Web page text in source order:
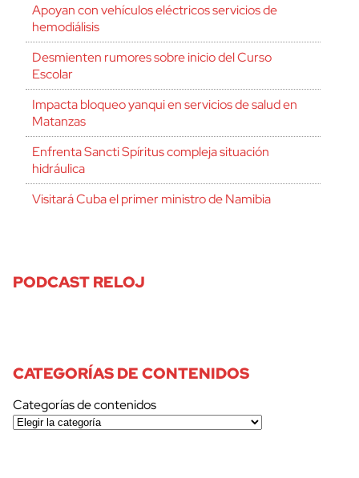
Apoyan con vehículos eléctricos servicios de
hemodiálisis
Desmienten rumores sobre inicio del Curso
Escolar
Impacta bloqueo yanqui en servicios de salud en
Matanzas
Enfrenta Sancti Spíritus compleja situación
hidráulica
Visitará Cuba el primer ministro de Namibia
PODCAST RELOJ
CATEGORÍAS DE CONTENIDOS
Categorías de contenidos